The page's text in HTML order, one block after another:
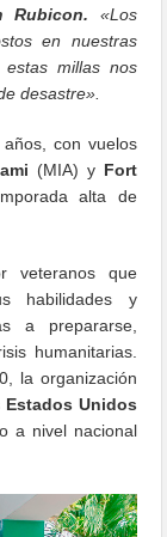
Rubicon.
«Los
en nuestras
millas nos
desastre».
con vuelos
(MIA) y Fort
alta de
veteranos que
habilidades y
a prepararse,
humanitarias.
la organización
Estados Unidos
a nivel nacional